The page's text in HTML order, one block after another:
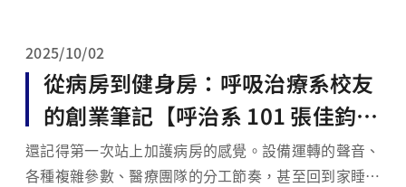
療」、「心肺復...
2025/10/02
從病房到健身房：呼吸治療系校友
的創業筆記【呼治系 101 張佳鈞
撰】
還記得第一次站上加護病房的感覺。設備運轉的聲音、
各種複雜參數、醫療團隊的分工節奏，甚至回到家睡覺